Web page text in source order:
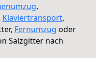
,
Klaviertransport,
Fernumzug oder
Salzgitter nach